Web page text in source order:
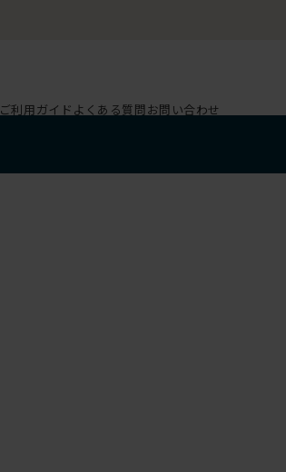
ご利用ガイド よくある質問お問い合わせ